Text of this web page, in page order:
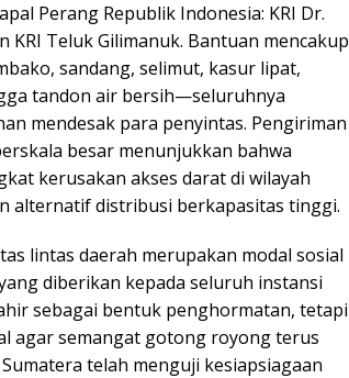
Perang Republik Indonesia: KRI Dr.
KRI Teluk Gilimanuk. Bantuan mencakup
sandang, selimut, kasur lipat,
tandon air bersih—seluruhnya
mendesak para penyintas. Pengiriman
besar menunjukkan bahwa
kerusakan akses darat di wilayah
alternatif distribusi berkapasitas tinggi.
lintas daerah merupakan modal sosial
diberikan kepada seluruh instansi
sebagai bentuk penghormatan, tetapi
agar semangat gotong royong terus
telah menguji kesiapsiagaan